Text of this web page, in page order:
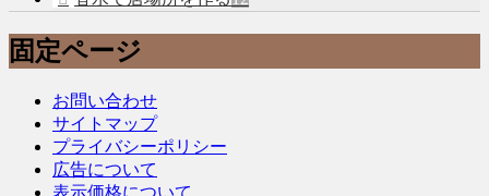
固定ページ
お問い合わせ
サイトマップ
プライバシーポリシー
広告について
表示価格について